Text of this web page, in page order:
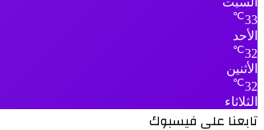
33
℃
الأحد
32
℃
الأثنين
32
℃
الثلاثاء
تابعنا على فيسبوك